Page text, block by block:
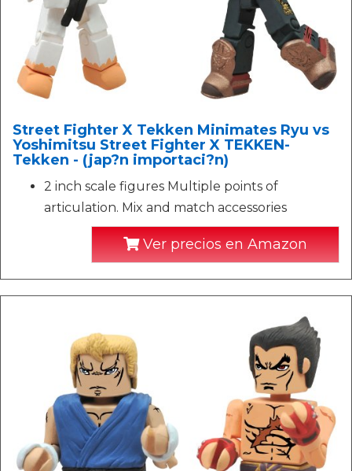
Street Fighter X Tekken Minimates Ryu vs
Yoshimitsu Street Fighter X TEKKEN-
Tekken - (jap?n importaci?n)
2 inch scale figures Multiple points of
articulation. Mix and match accessories
Ver precios en Amazon